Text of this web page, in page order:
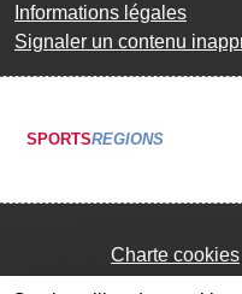
Informations légales
Signaler un contenu
SPORTSREGIONS
Charte cookies